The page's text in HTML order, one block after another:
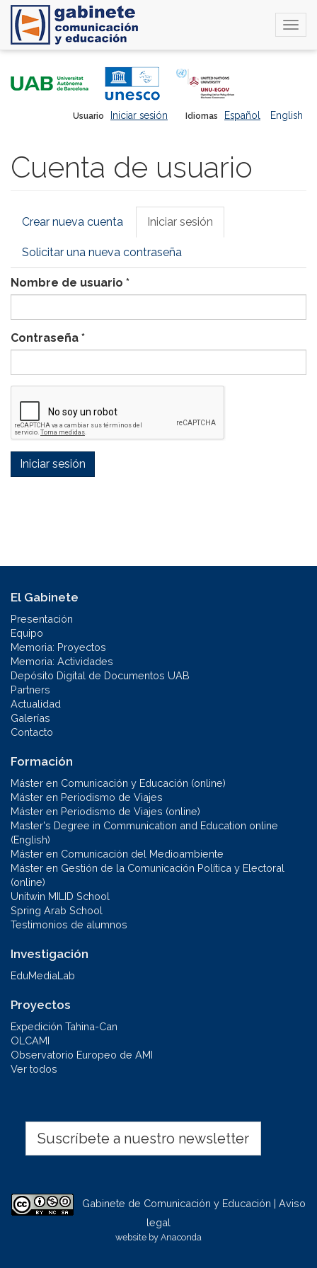
Idiomas Español English
Usuario Iniciar sesión
Cuenta de usuario
Solapas
Crear nueva cuenta Iniciar sesión
activa)
Solicitar una nueva contraseña
Nombre de usuario *
Contraseña *
Iniciar sesión
El Gabinete
Presentación
Equipo
Memoria: Proyectos
Memoria: Actividades
Depósito Digital de Documentos UAB
Partners
Actualidad
Galerías
Contacto
Formación
Máster en Comunicación y Educación (online)
Máster en Periodismo de Viajes
Máster en Periodismo de Viajes (online)
Master's Degree in Communication and Education online
(English)
Máster en Comunicación del Medioambiente
Máster en Gestión de la Comunicación Política y Electoral
(online)
Unitwin MILID School
Spring Arab School
Testimonios de alumnos
Investigación
EduMediaLab
Proyectos
Expedición Tahina-Can
OLCAMI
Observatorio Europeo de AMI
Ver todos
Suscríbete a nuestro newsletter
Gabinete de Comunicación y Educación | Aviso
legal
website by Anaconda